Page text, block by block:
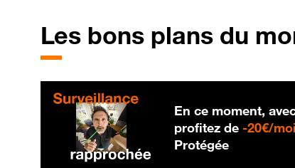
Les bons plans du
En ce moment,
profitez de -20€/
Protégée